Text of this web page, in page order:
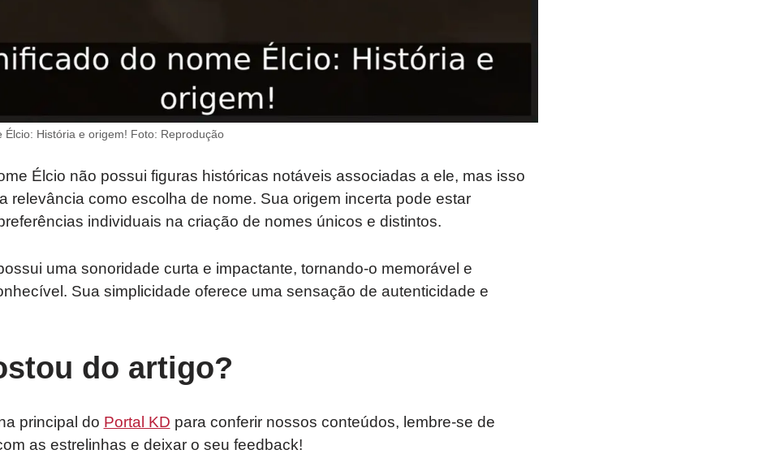
Élcio: História e origem! Foto: Reprodução
Élcio não possui figuras históricas notáveis associadas a ele, mas isso
relevância como escolha de nome. Sua origem incerta pode estar
individuais na criação de nomes únicos e distintos.
uma sonoridade curta e impactante, tornando-o memorável e
Sua simplicidade oferece uma sensação de autenticidade e
do artigo?
principal do Portal KD para conferir nossos conteúdos, lembre-se de
as estrelinhas e deixar o seu feedback!